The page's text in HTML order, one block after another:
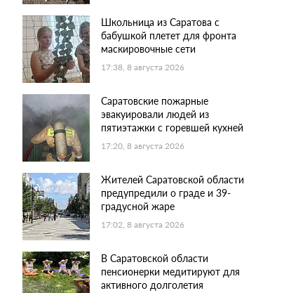
Школьница из Саратова с
бабушкой плетет для фронта
маскировочные сети
17:38, 8 августа 2026
Саратовские пожарные
эвакуировали людей из
пятиэтажки с горевшей кухней
17:20, 8 августа 2026
Жителей Саратовской области
предупредили о граде и 39-
градусной жаре
17:02, 8 августа 2026
В Саратовской области
пенсионерки медитируют для
активного долголетия